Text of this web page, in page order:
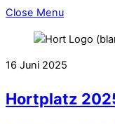
Close Menu
16 Juni 2025
Hortplatz